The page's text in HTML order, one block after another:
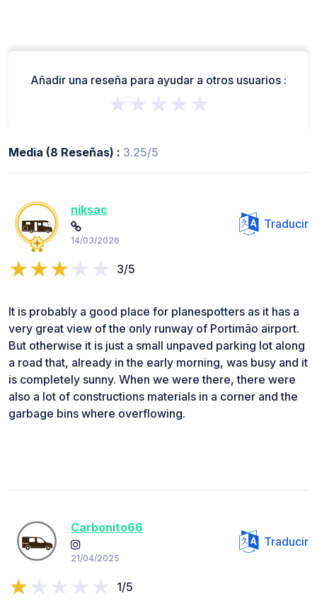
Añadir una reseña para ayudar a otros usuarios :
★★★★★
Media (8 Reseñas) : 3.25/5
niksac
14/03/2026
Traducir
3/5
It is probably a good place for planespotters as it has a
very great view of the only runway of Portimão airport.
But otherwise it is just a small unpaved parking lot along
a road that, already in the early morning, was busy and it
is completely sunny. When we were there, there were
also a lot of constructions materials in a corner and the
garbage bins where overflowing.
Carbonito66
21/04/2025
Traducir
1/5